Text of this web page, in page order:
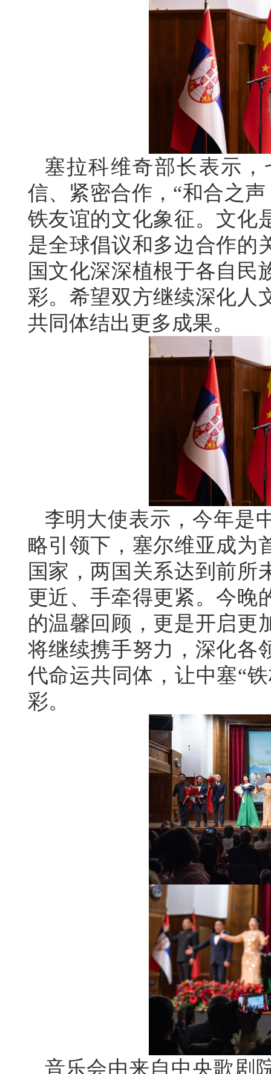
塞拉科维奇部长表示
信、紧密合作，“和合之
铁友谊的文化象征。文化
是全球倡议和多边合作的
国文化深深植根于各自民
彩。希望双方继续深化人
共同体结出更多成果。
李明大使表示，今年是
略引领下，塞尔维亚成为
国家，两国关系达到前所
更近、手牵得更紧。今晚
的温馨回顾，更是开启更
将继续携手努力，深化各
代命运共同体，让中塞“
彩。
音乐会由来自中央歌剧